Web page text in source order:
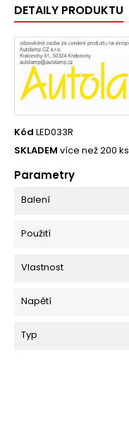
DETAILY PRODUKTU
Kód LED033R
SKLADEM více než 200 ks
Parametry
Balení
Použití
Vlastnost
Napětí
Typ